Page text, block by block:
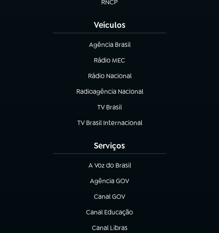
RNCP
(abre em nova aba)
Veículos
Agência Brasil
(abre em nova aba)
Rádio MEC
(abre em nova aba)
Rádio Nacional
Radioagência Nacional
(abre em nova aba)
TV Brasil
(abre em nova aba)
TV Brasil Internacional
(abre em nova aba)
Serviços
A Voz do Brasil
(abre em nova aba)
Agência GOV
(abre em nova aba)
Canal GOV
(abre em nova aba)
Canal Educação
(abre em nova aba)
Canal Libras
(abre em nova aba)